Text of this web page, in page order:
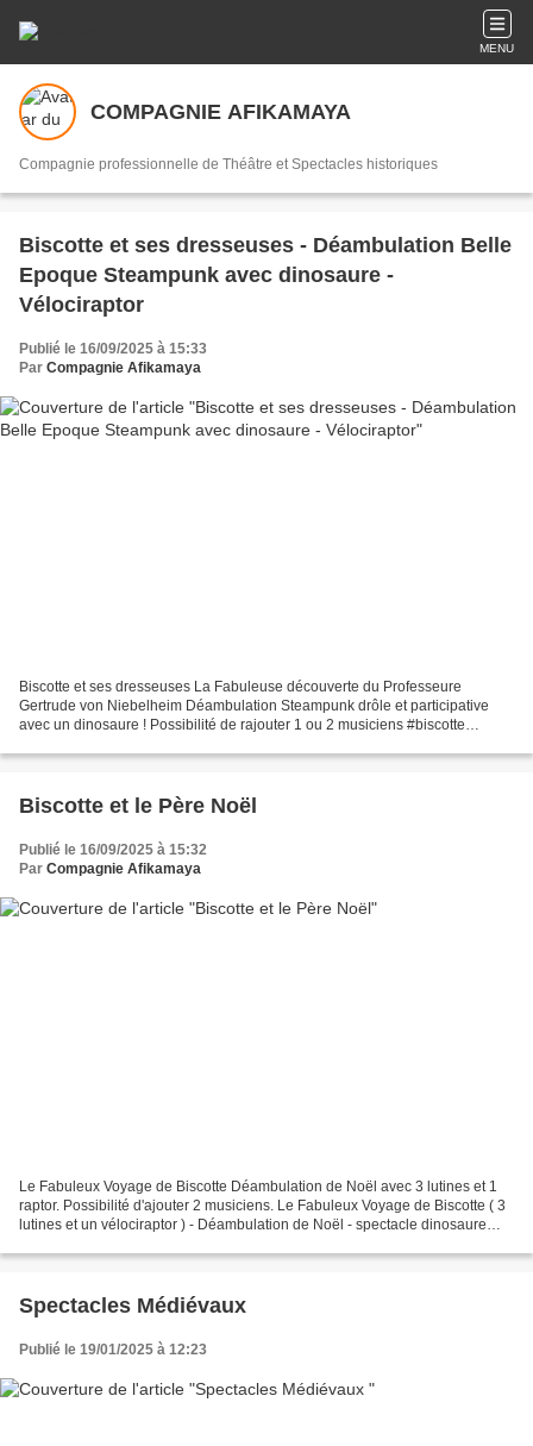
MENU
COMPAGNIE AFIKAMAYA
Compagnie professionnelle de Théâtre et Spectacles historiques
Biscotte et ses dresseuses - Déambulation Belle
Epoque Steampunk avec dinosaure -
Vélociraptor
Publié le 16/09/2025 à 15:33
Par Compagnie Afikamaya
Biscotte et ses dresseuses La Fabuleuse découverte du Professeure
Gertrude von Niebelheim Déambulation Steampunk drôle et participative
avec un dinosaure ! Possibilité de rajouter 1 ou 2 musiciens #biscotte
Biscotte et le Père Noël
Publié le 16/09/2025 à 15:32
Par Compagnie Afikamaya
Le Fabuleux Voyage de Biscotte Déambulation de Noël avec 3 lutines et 1
raptor. Possibilité d'ajouter 2 musiciens. Le Fabuleux Voyage de Biscotte ( 3
lutines et un vélociraptor ) - Déambulation de Noël - spectacle dinosaure
Spectacles Médiévaux
Publié le 19/01/2025 à 12:23